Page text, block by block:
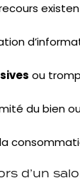
ou
du bien
d’un